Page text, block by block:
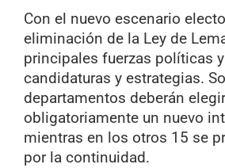
Con el nuevo escenario
eliminación de la Ley de
principales fuerzas políticas
candidaturas y estrategias.
departamentos deberán elegir
obligatoriamente un nuevo
mientras en los otros 15 se
por la continuidad.